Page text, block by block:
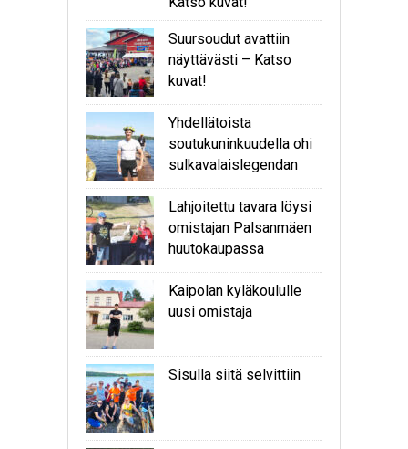
Suursoudut avattiin
näyttävästi – Katso
kuvat!
Yhdellätoista
soutukuninkuudella ohi
sulkavalaislegendan
Lahjoitettu tavara löysi
omistajan Palsanmäen
huutokaupassa
Kaipolan kyläkoululle
uusi omistaja
Sisulla siitä selvittiin